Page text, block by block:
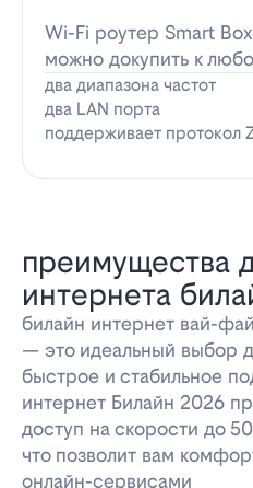
Wi-Fi роутер Smart
можно докупить к
два диапазона частот
два LAN порта
поддерживает протокол
преимущества
интернета
билайн интернет вай-
— это идеальный выбор
быстрое и стабильное
интернет Билайн 2026
доступ на скорости до
что позволит вам
онлайн-сервисами